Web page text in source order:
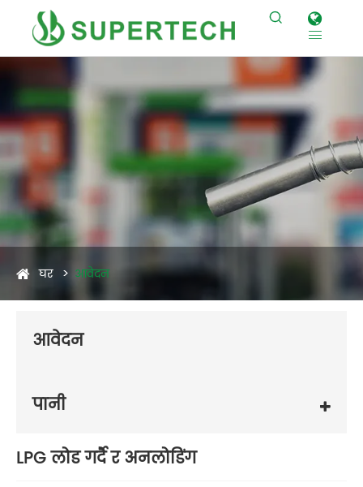


घर आवेदन
आवेदन
पानी
LPG लोड गर्दै र अनलोडिंग